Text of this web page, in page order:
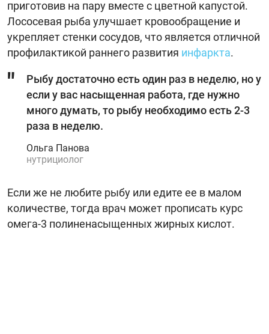
приготовив на пару вместе с цветной капустой.
Лососевая рыба улучшает кровообращение и
укрепляет стенки сосудов, что является отличной
профилактикой раннего развития инфаркта.
Рыбу достаточно есть один раз в неделю, но у
если у вас насыщенная работа, где нужно
много думать, то рыбу необходимо есть 2-3
раза в неделю.
Ольга Панова
нутрициолог
Если же не любите рыбу или едите ее в малом
количестве, тогда врач может прописать курс
омега-3 полиненасыщенных жирных кислот.